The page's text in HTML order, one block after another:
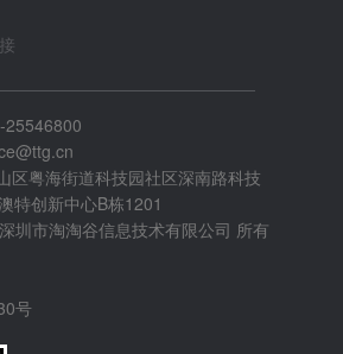
25546800
区粤海街道科技园社区深南路科技
特创新中心B栋1201
圳市淘淘谷信息技术有限公司 所有
号